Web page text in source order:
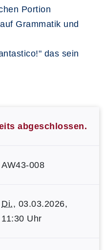
Portion
Grammatik und
das sein
abgeschlossen.
AW43-008
Di., 03.03.2026,
11:30 Uhr